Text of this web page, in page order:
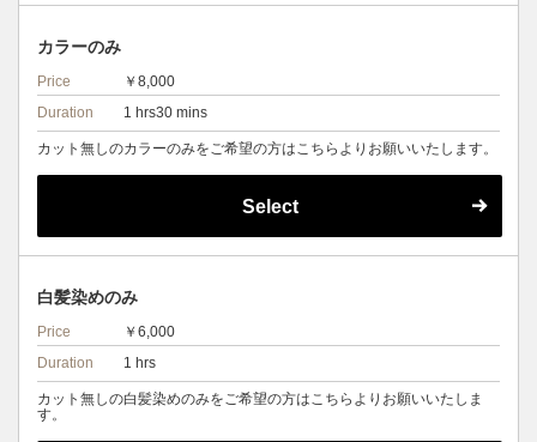
カラーのみ
Price
￥8,000
Duration
1 hrs30 mins
カット無しのカラーのみをご希望の方はこちらよりお願いいたします。
Select
白髪染めのみ
Price
￥6,000
Duration
1 hrs
カット無しの白髪染めのみをご希望の方はこちらよりお願いいたしま
す。